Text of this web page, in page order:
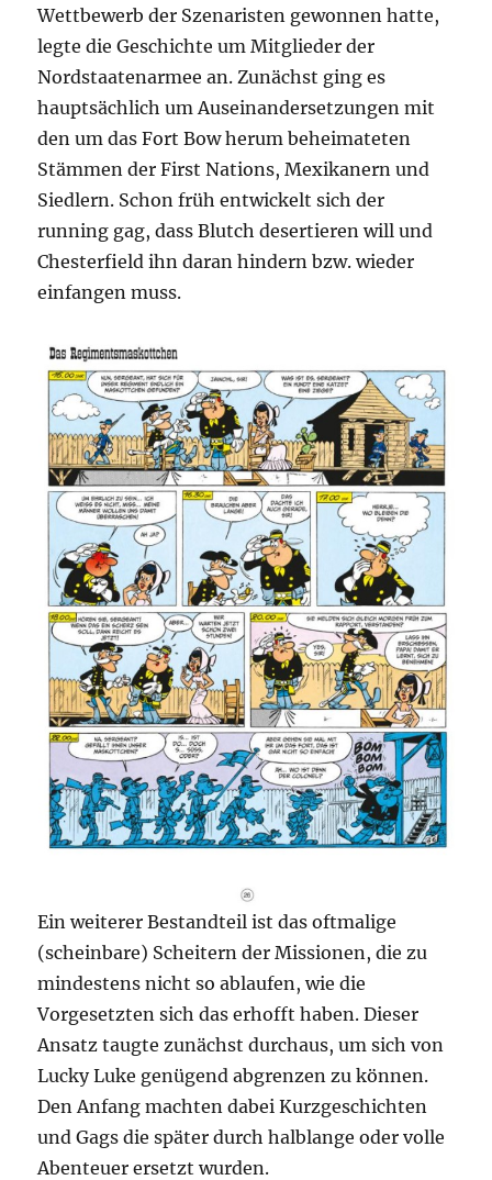
Wettbewerb der Szenaristen gewonnen hatte,
legte die Geschichte um Mitglieder der
Nordstaatenarmee an. Zunächst ging es
hauptsächlich um Auseinandersetzungen mit
den um das Fort Bow herum beheimateten
Stämmen der First Nations, Mexikanern und
Siedlern. Schon früh entwickelt sich der
running gag, dass Blutch desertieren will und
Chesterfield ihn daran hindern bzw. wieder
einfangen muss.
Ein weiterer Bestandteil ist das oftmalige
(scheinbare) Scheitern der Missionen, die zu
mindestens nicht so ablaufen, wie die
Vorgesetzten sich das erhofft haben. Dieser
Ansatz taugte zunächst durchaus, um sich von
Lucky Luke genügend abgrenzen zu können.
Den Anfang machten dabei Kurzgeschichten
und Gags die später durch halblange oder volle
Abenteuer ersetzt wurden.